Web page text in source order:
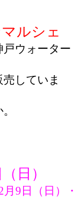
ルシェ
ウォーター
していま
日）
9日（日）・